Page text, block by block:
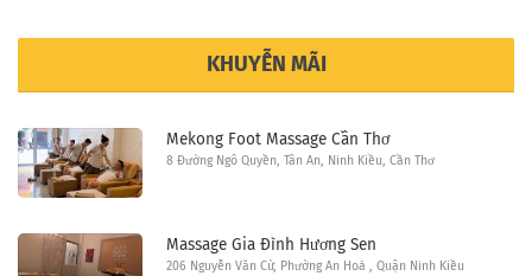
KHUYỄN MÃI
Mekong Foot Massage Cần Thơ
8 Đường Ngô Quyền, Tân An, Ninh Kiều, Cần Thơ
Massage Gia Đình Hương Sen
206 Nguyễn Văn Cừ, Phường An Hoà , Quận Ninh Kiều